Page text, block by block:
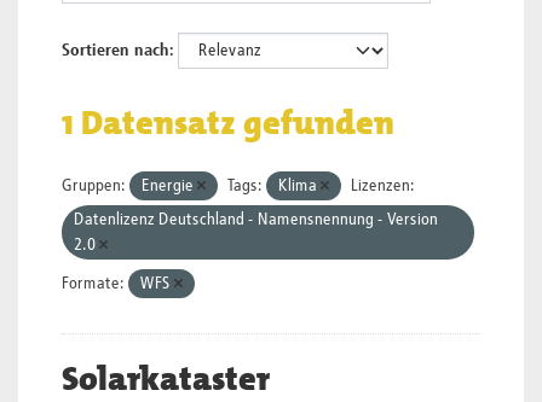
Sortieren nach
1 Datensatz gefunden
Gruppen: Energie Tags: Klima
Lizenzen:
Datenlizenz Deutschland - Namensnennung - Version
2.0
Formate: WFS
Solarkataster